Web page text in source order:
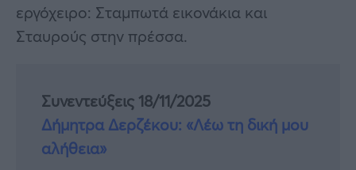
εργόχειρο: Σταμπωτά εικονάκια και
Σταυρούς στην πρέσσα.
Συνεντεύξεις 18/11/2025
Δήμητρα Δερζέκου: «Λέω τη δική μου
αλήθεια»